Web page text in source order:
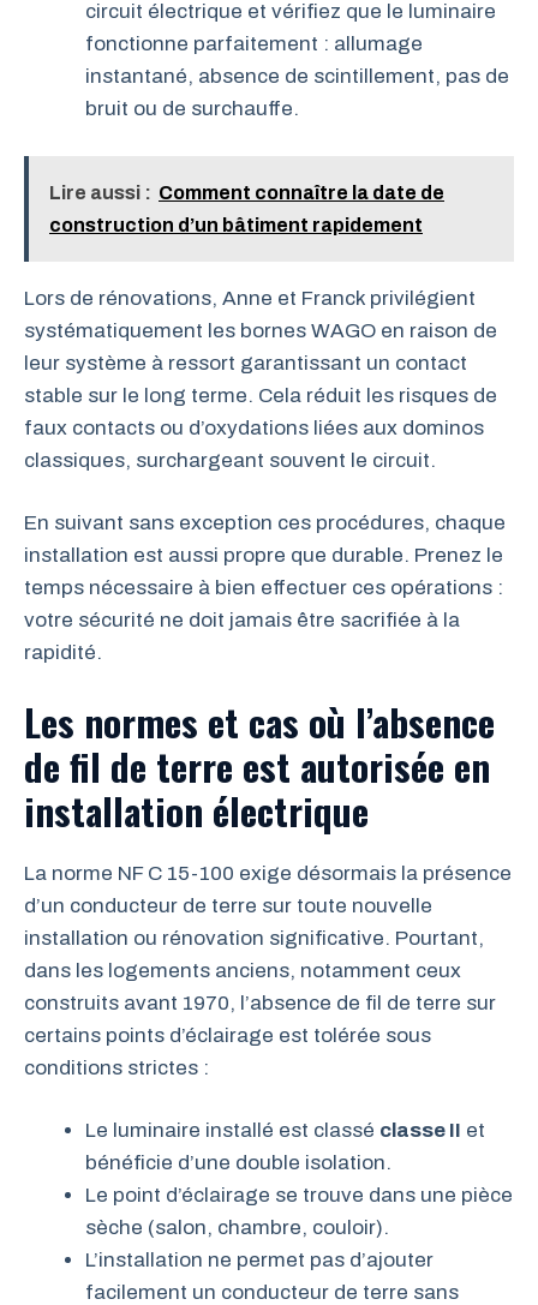
circuit électrique et vérifiez que le luminaire
fonctionne parfaitement : allumage
instantané, absence de scintillement, pas de
bruit ou de surchauffe.
Lire aussi : Comment connaître la date de
construction d’un bâtiment rapidement
Lors de rénovations, Anne et Franck privilégient
systématiquement les bornes WAGO en raison de
leur système à ressort garantissant un contact
stable sur le long terme. Cela réduit les risques de
faux contacts ou d’oxydations liées aux dominos
classiques, surchargeant souvent le circuit.
En suivant sans exception ces procédures, chaque
installation est aussi propre que durable. Prenez le
temps nécessaire à bien effectuer ces opérations :
votre sécurité ne doit jamais être sacrifiée à la
rapidité.
Les normes et cas où l’absence
de fil de terre est autorisée en
installation électrique
La norme NF C 15-100 exige désormais la présence
d’un conducteur de terre sur toute nouvelle
installation ou rénovation significative. Pourtant,
dans les logements anciens, notamment ceux
construits avant 1970, l’absence de fil de terre sur
certains points d’éclairage est tolérée sous
conditions strictes :
Le luminaire installé est classé classe II et
bénéficie d’une double isolation.
Le point d’éclairage se trouve dans une pièce
sèche (salon, chambre, couloir).
L’installation ne permet pas d’ajouter
facilement un conducteur de terre sans